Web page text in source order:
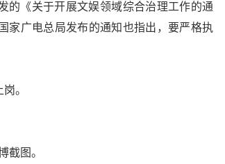
的《关于开展文娱领域综合治理工作的通
家广电总局发布的通知也指出，要严格执
。
截图。